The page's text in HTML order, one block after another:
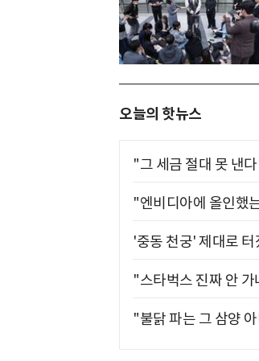
오늘의 핫뉴스
"그 세금 절대 못 낸
"엔비디아에 올인했
'중동 천궁' 제대로
"스타벅스 진짜 안
"불닭 파는 그 삼양